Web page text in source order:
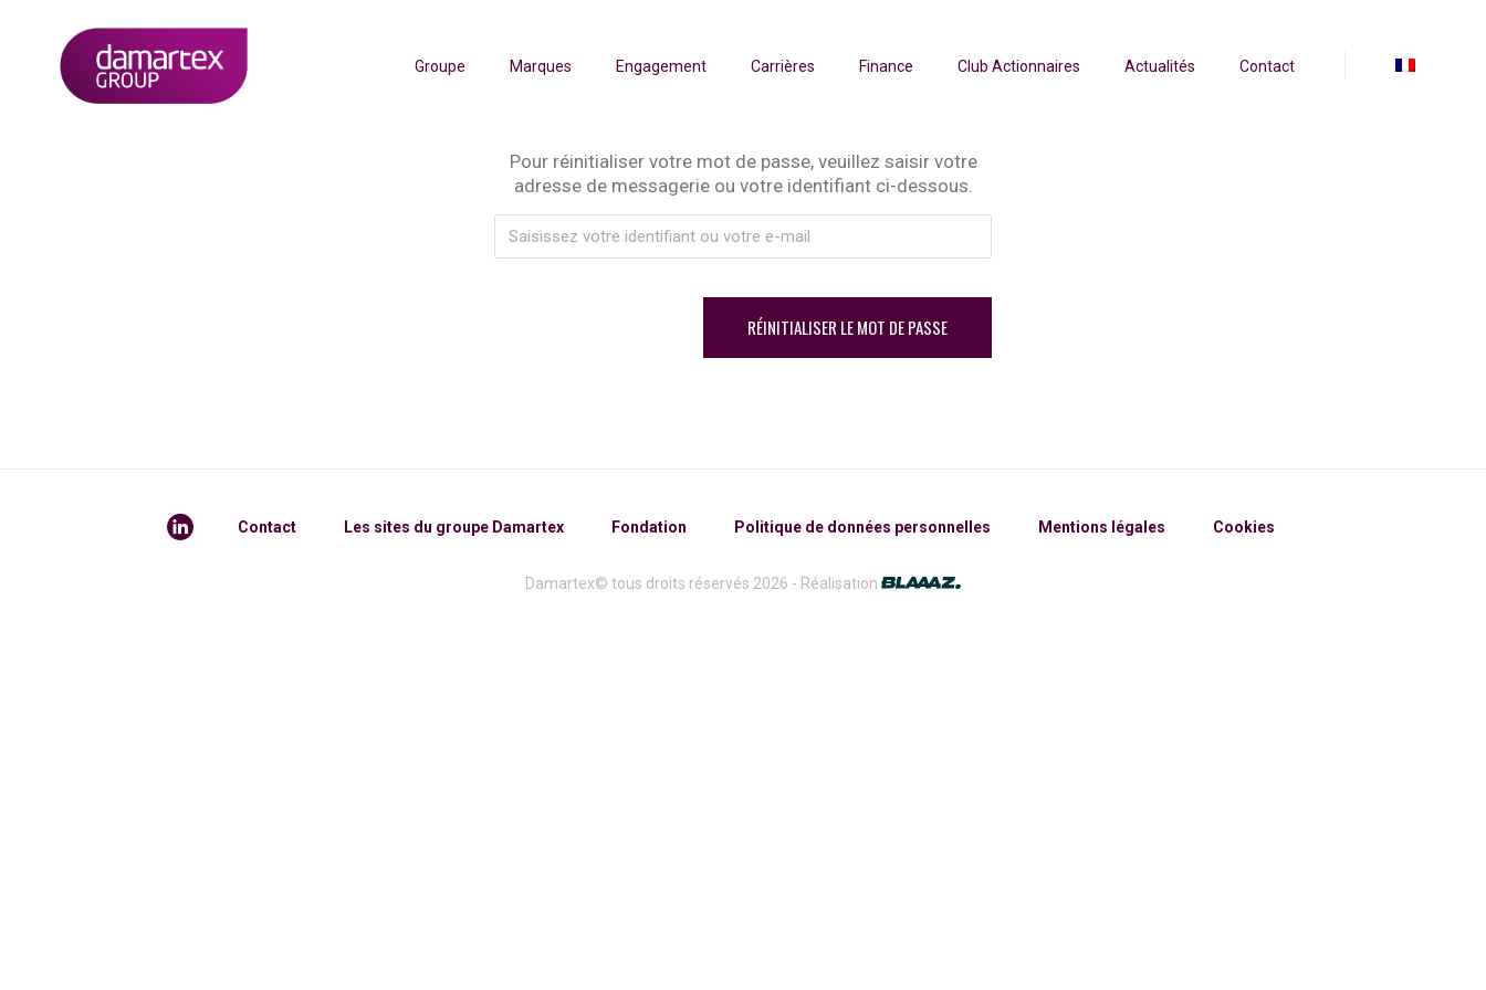
Groupe Marques Engagement Carrières Finance Club Actionnaires Actualités Contact
Pour réinitialiser votre mot de passe, veuillez saisir votre
adresse de messagerie ou votre identifiant ci-dessous.
Contact Les sites du groupe Damartex Fondation Politique de données personnelles Mentions légales Cookies
Damartex© tous droits réservés 2026 - Réalisation